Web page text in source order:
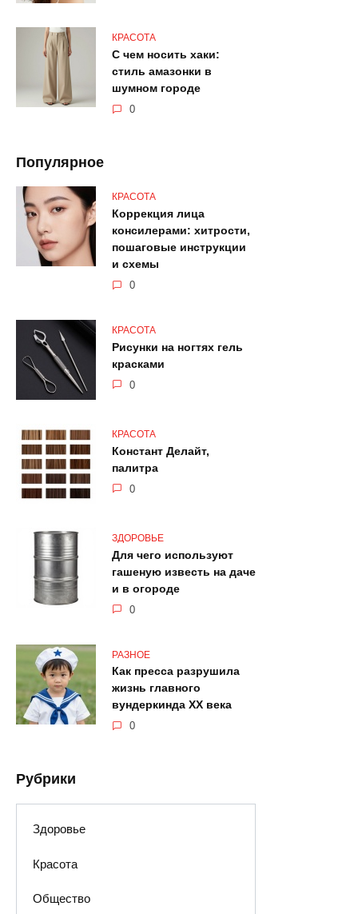
КРАСОТА
С чем носить хаки:
стиль амазонки в
шумном городе
0
Популярное
КРАСОТА
Коррекция лица
консилерами: хитрости,
пошаговые инструкции
и схемы
0
КРАСОТА
Рисунки на ногтях гель
красками
0
КРАСОТА
Констант Делайт,
палитра
0
ЗДОРОВЬЕ
Для чего используют
гашеную известь на даче
и в огороде
0
РАЗНОЕ
Как пресса разрушила
жизнь главного
вундеркинда XX века
0
Рубрики
Здоровье
Красота
Общество